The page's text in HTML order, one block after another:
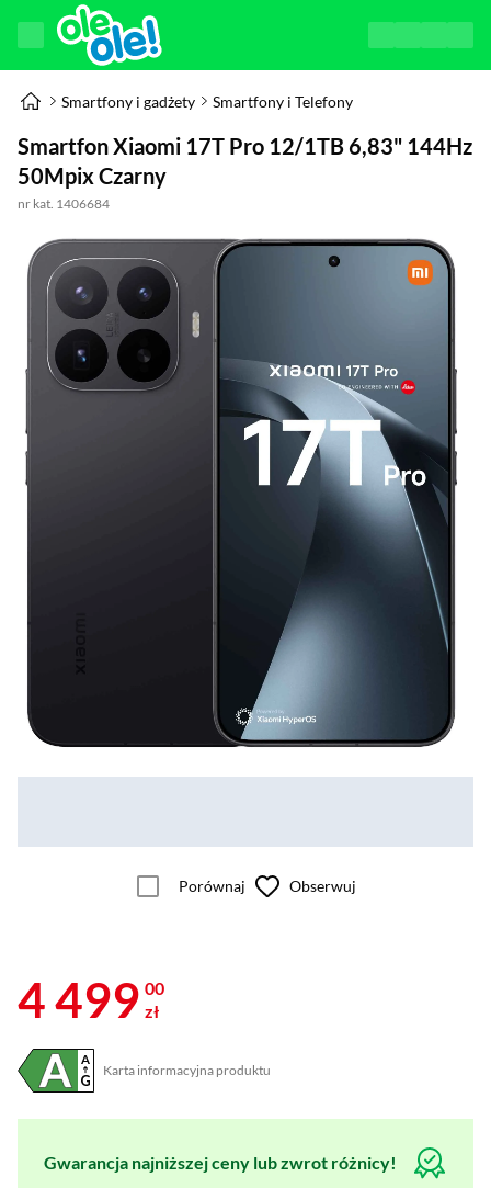
Smartfony i gadżety Smartfony i Telefony
Smartfon Xiaomi 17T Pro 12/1TB 6,83" 144Hz
50Mpix Czarny
nr kat. 1406684
Porównaj Obserwuj
4 499 00
zł
Karta informacyjna produktu
Plik w formacie pdf
(otworzy się w nowym oknie)
Gwarancja najniższej ceny lub zwrot różnicy!